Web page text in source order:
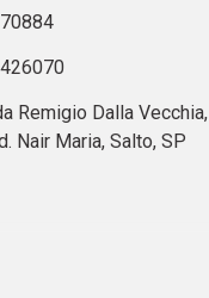
Remigio Dalla Vecchia,
Nair Maria, Salto, SP